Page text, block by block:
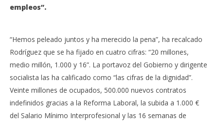
empleos”.
“Hemos peleado juntos y ha merecido la pena”, ha recalcado
Rodríguez que se ha fijado en cuatro cifras: “20 millones,
medio millón, 1.000 y 16”. La portavoz del Gobierno y dirigente
socialista las ha calificado como “las cifras de la dignidad”.
Veinte millones de ocupados, 500.000 nuevos contratos
indefinidos gracias a la Reforma Laboral, la subida a 1.000 €
del Salario Mínimo Interprofesional y las 16 semanas de